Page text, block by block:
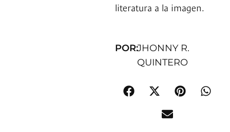
literatura a la imagen.
POR:JHONNY R.
QUINTERO